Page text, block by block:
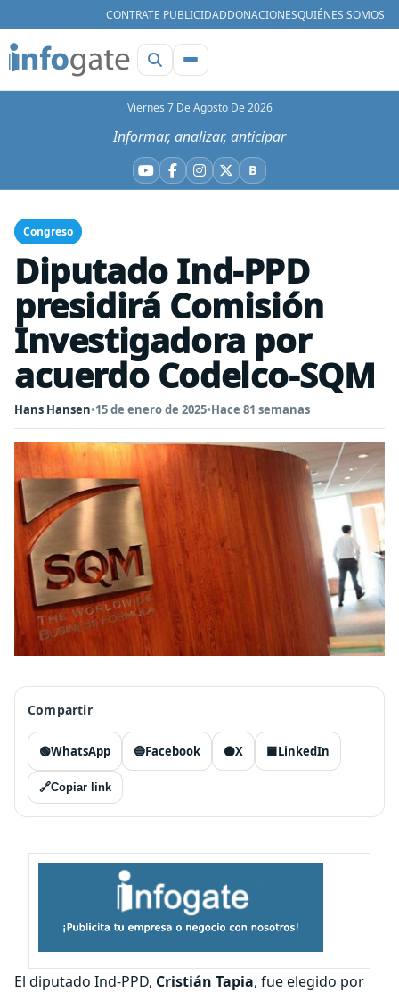
CONTRATE PUBLICIDADDONACIONESQUIÉNES SOMOS
Viernes 7 De Agosto De 2026
Informar, analizar, anticipar
YouTube
Facebook
Instagram
X BBluesky
Congreso
Diputado Ind-PPD
presidirá Comisión
Investigadora por
acuerdo Codelco-SQM
Hans Hansen•15 de enero de 2025•Hace 81 semanas
Compartir
🟢WhatsApp 🔵Facebook ⚫X 🟦LinkedIn
🔗Copiar link
El diputado Ind-PPD, Cristián Tapia, fue elegido por